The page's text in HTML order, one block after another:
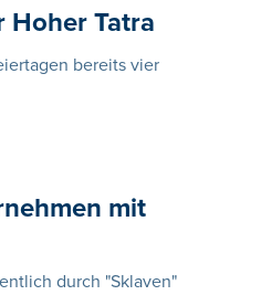
Hoher Tatra
bereits vier
mit
durch "Sklaven"